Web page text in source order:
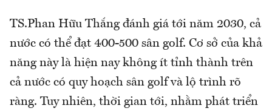
TS.Phan Hữu Thắng đánh giá tới năm 2030, cả
nước có thể đạt 400-500 sân golf. Cơ sở của khả
năng này là hiện nay không ít tỉnh thành trên
cả nước có quy hoạch sân golf và lộ trình rõ
ràng. Tuy nhiên, thời gian tới, nhằm phát triển